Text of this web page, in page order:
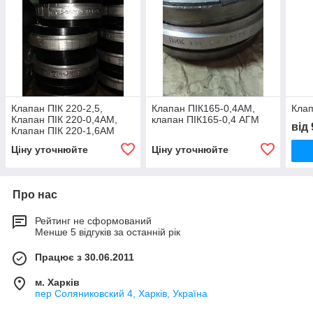
Клапан ПІК 220-2,5,
Клапан ПІК 220-0,4АМ,
Клапан ПІК 220-1,6АМ
Ціну уточнюйте
Клапан ПІК165-0,4АМ,
клапан ПІК165-0,4 АГМ
Ціну уточнюйте
від
Про нас
Рейтинг не сформований
Менше 5 відгуків за останній рік
Працює з 30.06.2011
м. Харків
пер Соляниковский 4, Харків, Україна